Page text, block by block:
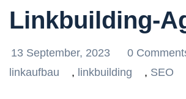
Linkbuilding-
13 September, 2023
0
linkaufbau
, linkbuilding , SEO